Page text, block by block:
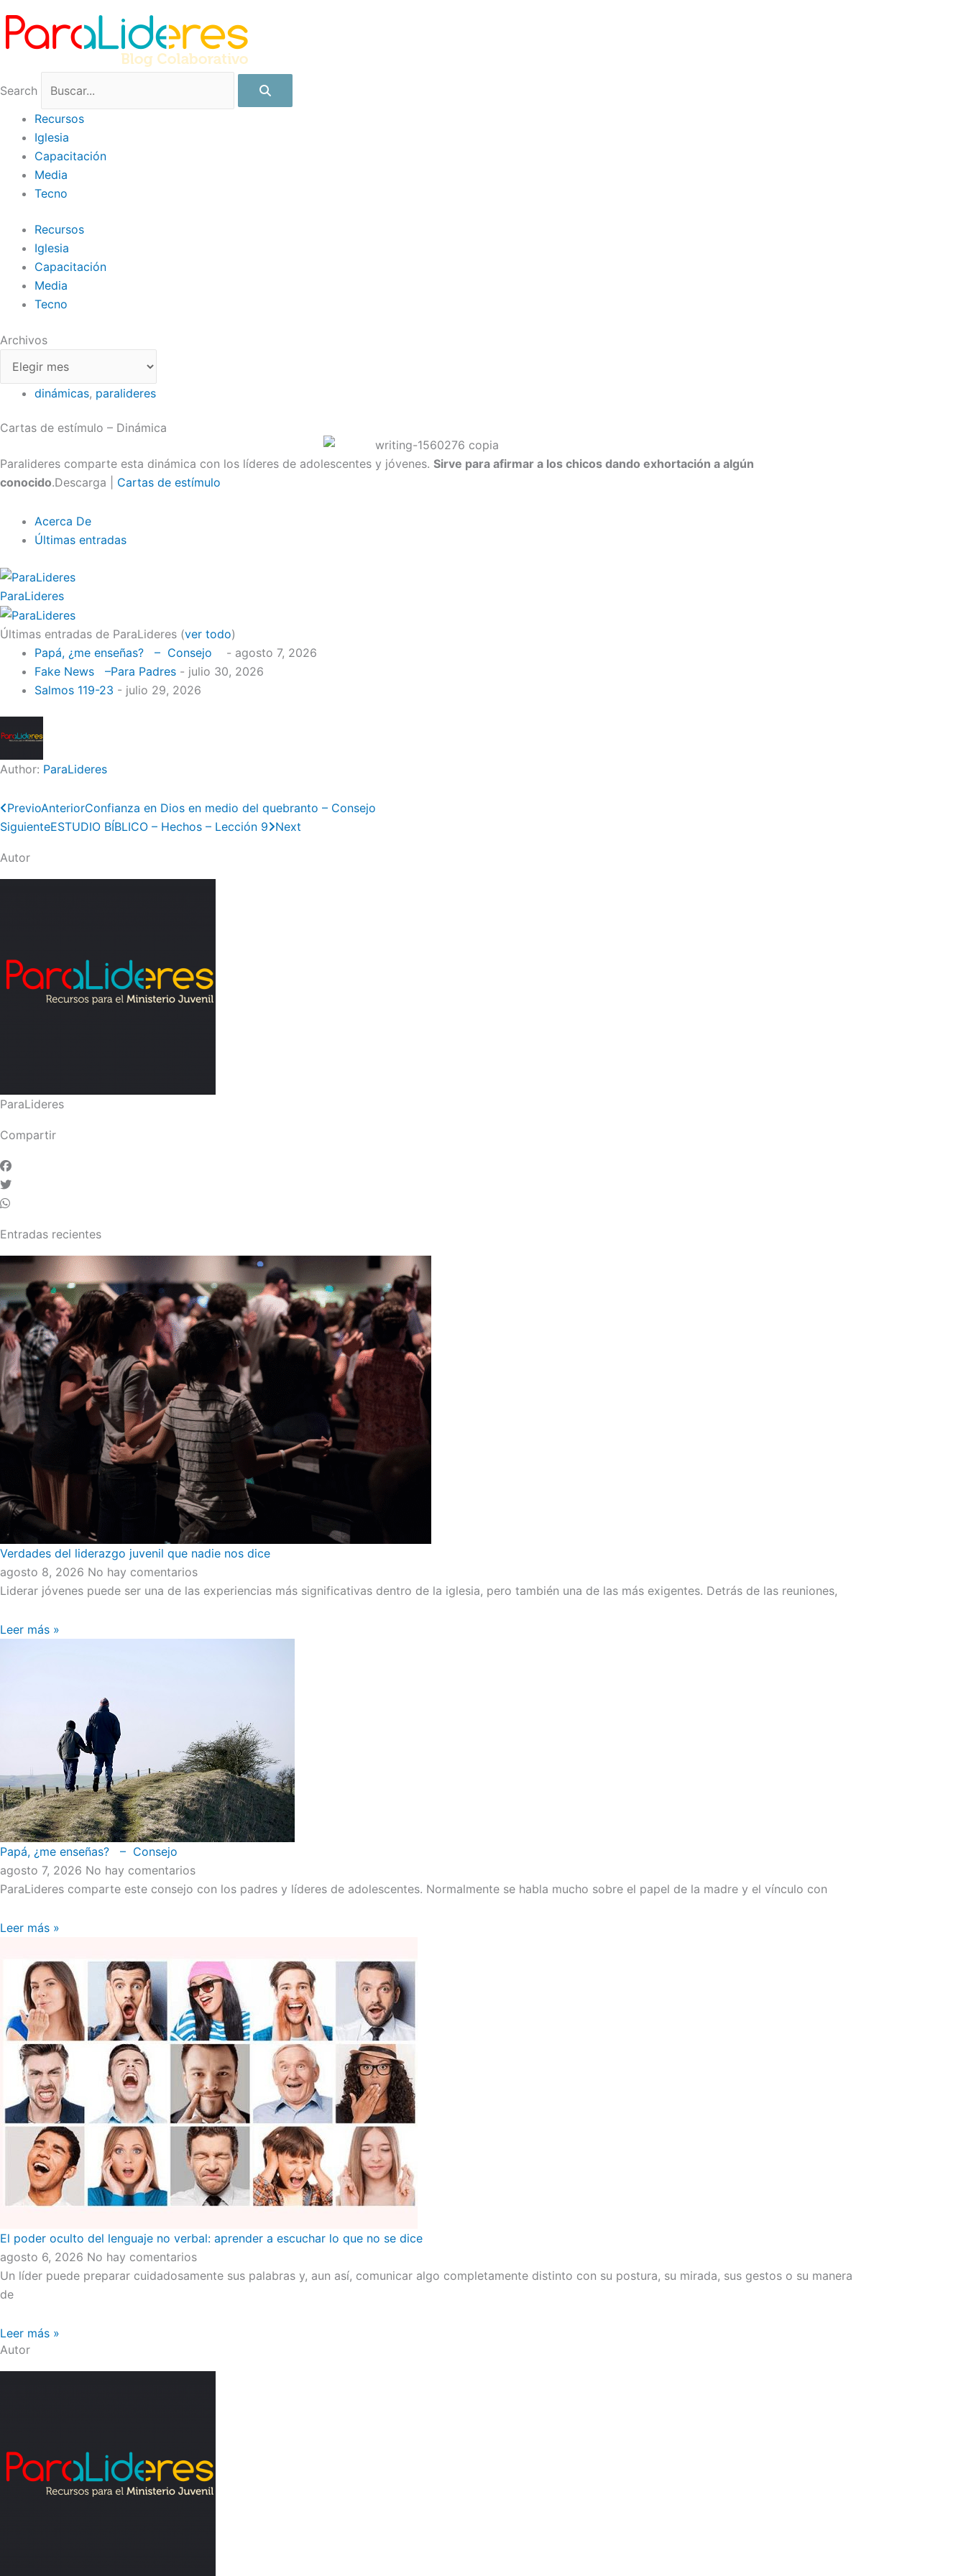
contenido
Search
Recursos
Iglesia
Capacitación
Media
Tecno
Recursos
Iglesia
Capacitación
Media
Tecno
Archivos
dinámicas, paralideres
Cartas de estímulo – Dinámica
Paralideres comparte esta dinámica con los líderes de adolescentes y jóvenes. Sirve para afirmar a los chicos dando exhortación a algún
conocido.Descarga | Cartas de estímulo
Acerca De
Últimas entradas
ParaLideres
Últimas entradas de ParaLideres (ver todo)
Papá, ¿me enseñas? – Consejo
- agosto 7, 2026
Fake News –Para Padres - julio 30, 2026
Salmos 119-23 - julio 29, 2026
Author: ParaLideres
PrevioAnteriorConfianza en Dios en medio del quebranto – Consejo
SiguienteESTUDIO BÍBLICO – Hechos – Lección 9 Next
Autor
ParaLideres
Compartir
Entradas recientes
Verdades del liderazgo juvenil que nadie nos dice
agosto 8, 2026 No hay comentarios
Liderar jóvenes puede ser una de las experiencias más significativas dentro de la iglesia, pero también una de las más exigentes. Detrás de las reuniones,
Leer más »
Papá, ¿me enseñas? – Consejo
agosto 7, 2026 No hay comentarios
ParaLideres comparte este consejo con los padres y líderes de adolescentes. Normalmente se habla mucho sobre el papel de la madre y el vínculo con
Leer más »
El poder oculto del lenguaje no verbal: aprender a escuchar lo que no se dice
agosto 6, 2026 No hay comentarios
Un líder puede preparar cuidadosamente sus palabras y, aun así, comunicar algo completamente distinto con su postura, su mirada, sus gestos o su manera
de
Leer más »
Autor